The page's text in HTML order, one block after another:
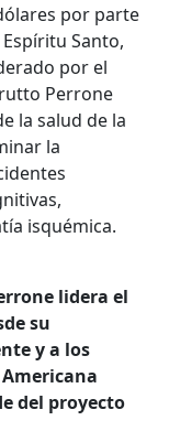
por parte
Santo,
por el
Perrone
la salud de la
la
isquémica.
lidera el
su
y a los
del proyecto